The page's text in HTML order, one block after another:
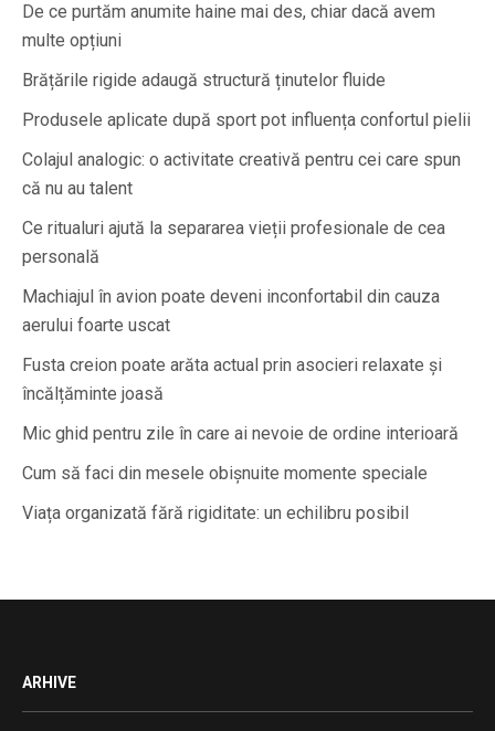
De ce purtăm anumite haine mai des, chiar dacă avem
multe opțiuni
Brățările rigide adaugă structură ținutelor fluide
Produsele aplicate după sport pot influența confortul pielii
Colajul analogic: o activitate creativă pentru cei care spun
că nu au talent
Ce ritualuri ajută la separarea vieții profesionale de cea
personală
Machiajul în avion poate deveni inconfortabil din cauza
aerului foarte uscat
Fusta creion poate arăta actual prin asocieri relaxate și
încălțăminte joasă
Mic ghid pentru zile în care ai nevoie de ordine interioară
Cum să faci din mesele obișnuite momente speciale
Viața organizată fără rigiditate: un echilibru posibil
ARHIVE